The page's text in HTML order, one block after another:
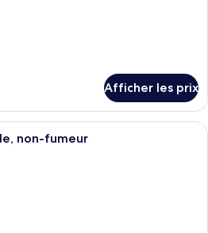
Afficher les prix
Une chambre d’hôtel avec un lit, un
non-fumeur